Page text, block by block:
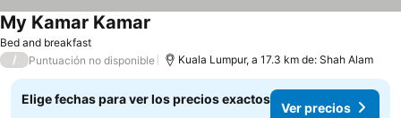
Bed and breakfast
My Kamar Kamar
/ Puntuación no disponible Kuala Lumpur, a 17.3 km de: Shah Alam
Elige fechas para ver los precios exactos
Ver precios